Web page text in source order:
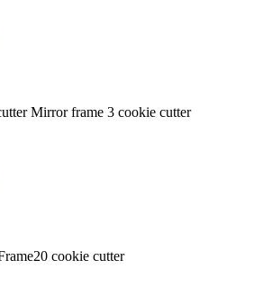
Mirror frame 3 cookie cutter
cookie cutter